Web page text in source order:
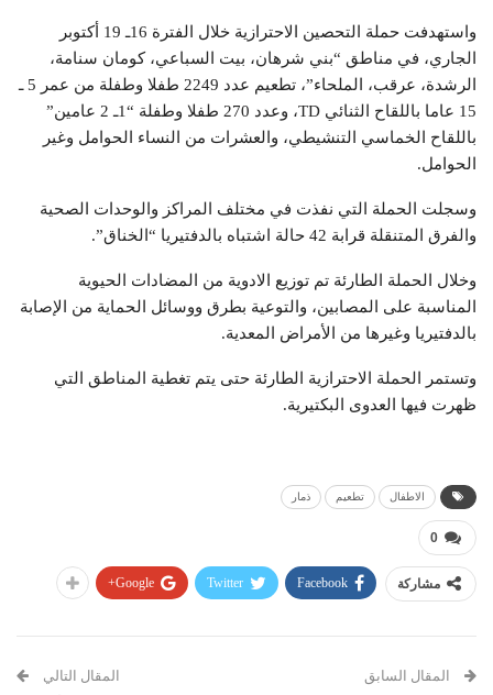
واستهدفت حملة التحصين الاحترازية خلال الفترة 16ـ 19 أكتوبر
الجاري، في مناطق “بني شرهان، بيت السباعي، كومان سنامة،
الرشدة، عرقب، الملحاء”، تطعيم عدد 2249 طفلا وطفلة من عمر 5 ـ
15 عاما باللقاح الثنائي TD، وعدد 270 طفلا وطفلة “1ـ 2 عامين”
باللقاح الخماسي التنشيطي، والعشرات من النساء الحوامل وغير
الحوامل.
وسجلت الحملة التي نفذت في مختلف المراكز والوحدات الصحية
والفرق المتنقلة قرابة 42 حالة اشتباه بالدفتيريا “الخناق”.
وخلال الحملة الطارئة تم توزيع الادوية من المضادات الحيوية
المناسبة على المصابين، والتوعية بطرق ووسائل الحماية من الإصابة
بالدفتيريا وغيرها من الأمراض المعدية.
وتستمر الحملة الاحترازية الطارئة حتى يتم تغطية المناطق التي
ظهرت فيها العدوى البكتيرية.
الاطفال تطعيم ذمار
0
مشاركة Facebook
Twitter
Google+
المقال السابق المقال التالي